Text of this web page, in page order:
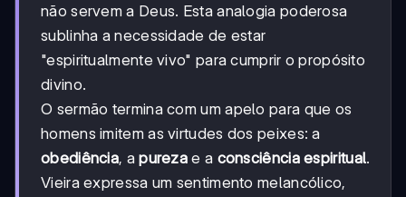
não servem a Deus. Esta analogia poderosa
sublinha a necessidade de estar
"espiritualmente vivo" para cumprir o propósito
divino.
O sermão termina com um apelo para que os
homens imitem as virtudes dos peixes: a
obediência, apureza e a consciência espiritual.
Vieira expressa um sentimento melancólico,